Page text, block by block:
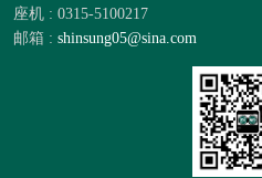
座机 : 0315-5100217
邮箱 : shinsung05@sina.com